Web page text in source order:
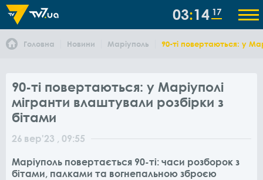
03 14 17
Головна Новини Маріуполь 90-ті повертаються: у
90-ті повертаються: у Маріуполі
мігранти влаштували розбірки з
бітами
26 вер'23 , 09:55
Маріуполь повертається 90-ті: часи розборок з
бітами, палками та вогнепальною зброєю